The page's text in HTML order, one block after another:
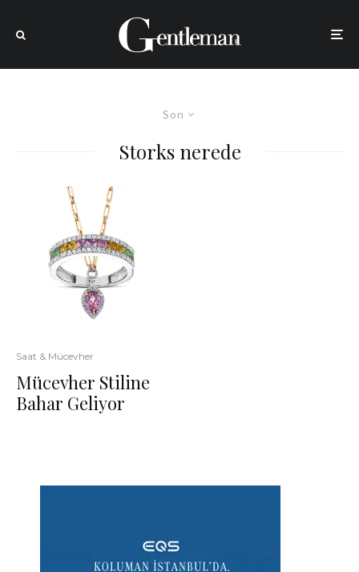
Son
Storks nerede
Saat & Mücevher
Mücevher Stiline
Bahar Geliyor